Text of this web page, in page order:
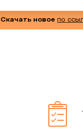
новое по